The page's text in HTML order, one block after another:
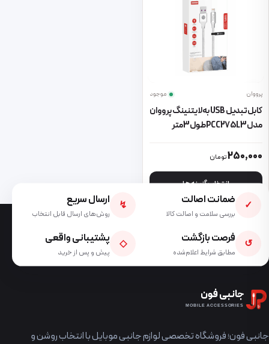
پرووان موجود
کابل تبدیل USB به لایتنینگ پرووان
مدل PCC275L3 طول3 متر
250,000تومان
انتخاب گزینه ها
این محصول دارای انواع مختلفی می باشد. گزینه ها ممکن است در
✓ ضمانت اصالت
بررسی سلامت و اصالت کالا
↯ ارسال سریع
روش‌های ارسال قابل انتخاب
↺ فرصت بازگشت
مطابق شرایط اعلام‌شده
◇ پشتیبانی واقعی
پیش و پس از خرید
جانبی فون
MOBILE ACCESSORIES
جانبی فون؛ فروشگاه تخصصی لوازم جانبی موبایل با انتخاب روشن و